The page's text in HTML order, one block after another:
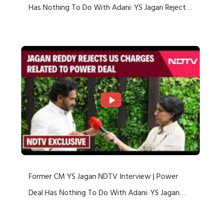
Has Nothing To Do With Adani: YS Jagan Rejects
Former CM YS Jagan NDTV Interview | Power
Deal Has Nothing To Do With Adani: YS Jagan